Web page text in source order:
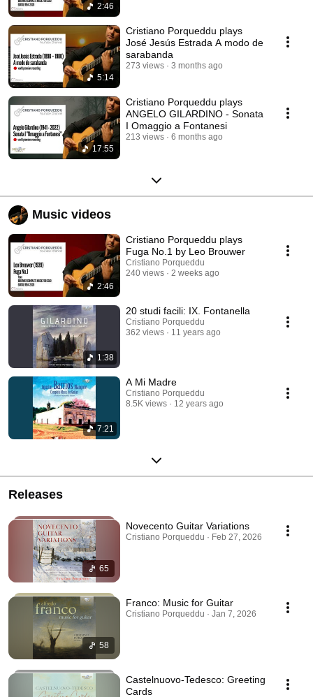
2:46
5:14
Cristiano Porqueddu plays
José Jesús Estrada A modo de
sarabanda
273 views 3 months ago
17:55
Cristiano Porqueddu plays
ANGELO GILARDINO - Sonata
I Omaggio a Fontanesi
213 views 6 months ago
Music videos
2:46
Cristiano Porqueddu plays
Fuga No.1 by Leo Brouwer
Cristiano Porqueddu
240 views
2 weeks ago
1:38
20 studi facili: IX. Fontanella
Cristiano Porqueddu
362 views
11 years ago
7:21
A Mi Madre
Cristiano Porqueddu
8.5K views
12 years ago
Releases
65
Novecento Guitar Variations
Cristiano Porqueddu · Feb 27, 2026
58
Franco: Music for Guitar
Cristiano Porqueddu · Jan 7, 2026
Castelnuovo-Tedesco: Greeting
Cards